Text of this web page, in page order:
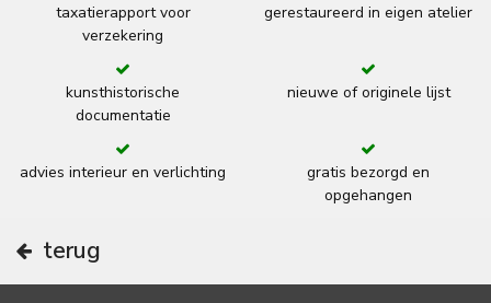
taxatierapport voor
verzekering
gerestaureerd in eigen atelier
kunsthistorische
documentatie
nieuwe of originele lijst
advies interieur en verlichting
gratis bezorgd en
opgehangen
terug